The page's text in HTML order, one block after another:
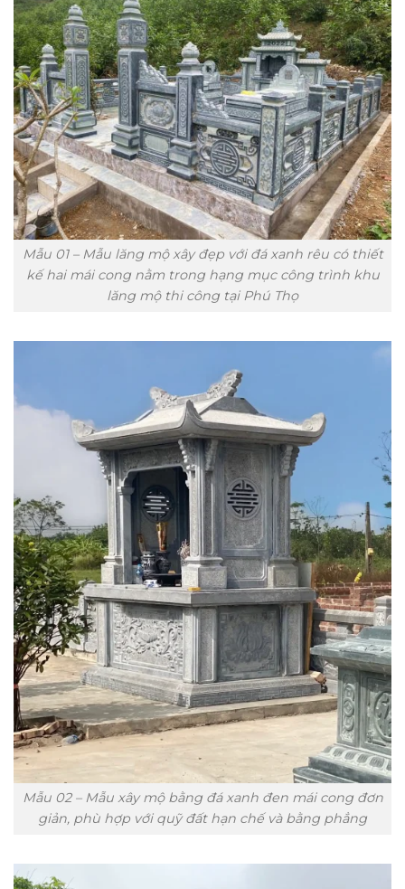
Mẫu 01 – Mẫu lăng mộ xây đẹp với đá xanh rêu có thiết
kế hai mái cong nằm trong hạng mục công trình khu
lăng mộ thi công tại Phú Thọ
Mẫu 02 – Mẫu xây mộ bằng đá xanh đen mái cong đơn
giản, phù hợp với quỹ đất hạn chế và bằng phẳng